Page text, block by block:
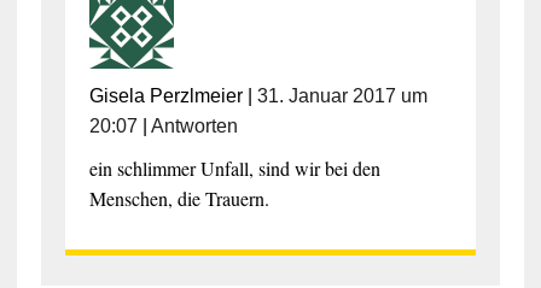
Gisela Perzlmeier| 31. Januar 2017 um
20:07
Antworten
ein schlimmer Unfall, sind wir bei den
Menschen, die Trauern.